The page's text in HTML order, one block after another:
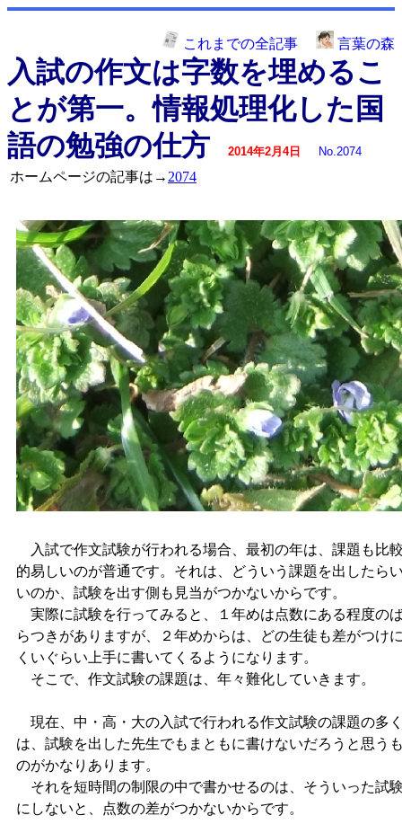
これまでの全記事 言葉の森
入試の作文は字数を埋めるこ
とが第一。情報処理化した国
語の勉強の仕方
2014年2月4日 No.2074
ホームページの記事は→ 2074
入試で作文試験が行われる場合、最初の年は、課題も比
的易しいのが普通です。それは、どういう課題を出したら
いのか、試験を出す側も見当がつかないからです。
実際に試験を行ってみると、１年めは点数にある程度の
らつきがありますが、２年めからは、どの生徒も差がつけ
くいぐらい上手に書いてくるようになります。
そこで、作文試験の課題は、年々難化していきます。
現在、中・高・大の入試で行われる作文試験の課題の多
は、試験を出した先生でもまともに書けないだろうと思う
のがかなりあります。
それを短時間の制限の中で書かせるのは、そういった試
にしないと、点数の差がつかないからです。